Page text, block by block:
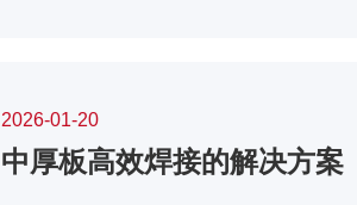
2026-01-20
中厚板高效焊接的解决方案